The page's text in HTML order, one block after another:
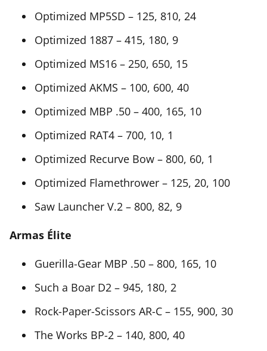
Optimized MP5SD – 125, 810, 24
Optimized 1887 – 415, 180, 9
Optimized MS16 – 250, 650, 15
Optimized AKMS – 100, 600, 40
Optimized MBP .50 – 400, 165, 10
Optimized RAT4 – 700, 10, 1
Optimized Recurve Bow – 800, 60, 1
Optimized Flamethrower – 125, 20, 100
Saw Launcher V.2 – 800, 82, 9
Armas Élite
Guerilla-Gear MBP .50 – 800, 165, 10
Such a Boar D2 – 945, 180, 2
Rock-Paper-Scissors AR-C – 155, 900, 30
The Works BP-2 – 140, 800, 40